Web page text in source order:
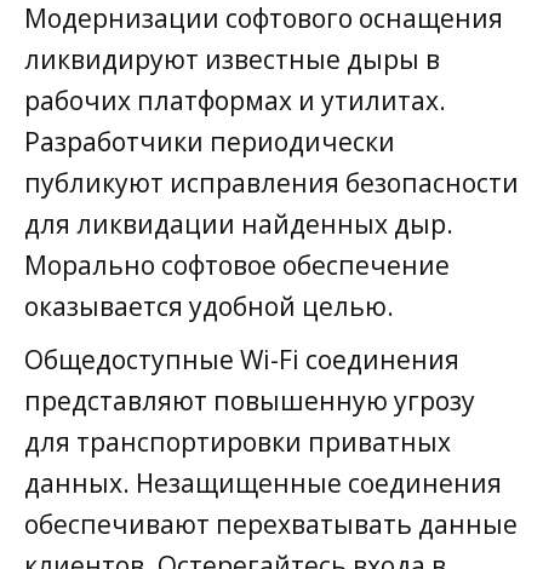
Модернизации софтового оснащения
ликвидируют известные дыры в
рабочих платформах и утилитах.
Разработчики периодически
публикуют исправления безопасности
для ликвидации найденных дыр.
Морально софтовое обеспечение
оказывается удобной целью.
Общедоступные Wi-Fi соединения
представляют повышенную угрозу
для транспортировки приватных
данных. Незащищенные соединения
обеспечивают перехватывать данные